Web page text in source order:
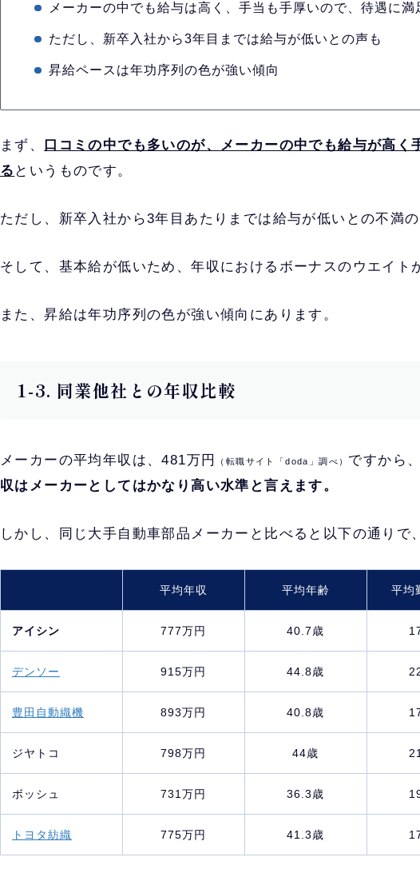
メーカーの中でも給与は高く、手当も手厚いので、待遇に満
ただし、新卒入社から3年目までは給与が低いとの声も
昇給ペースは年功序列の色が強い傾向
まず、 口コミの中でも多いのが、
メーカーの中でも給与が高く
る というものです。
ただし、新卒入社から3年目あたりまでは給与が低いとの不満の
そして、基本給が低いため、年収におけるボーナスのウエイト
また、昇給は年功序列の色が強い傾向にあります。
1-3. 同業他社との年収比較
メーカーの平均年収は、481万円 （転職サイト「doda」調べ） ですから、
収はメーカーとしてはかなり高い水準と言えます。
しかし、同じ大手自動車部品メーカーと比べると以下の通りで
平均年収 平均年齢 平均
アイシン 777万円 40.7歳
デンソー 915万円 44.8歳
豊田自動織機 893万円 40.8歳
ジヤトコ 798万円 44歳
ボッシュ 731万円 36.3歳
トヨタ紡織 775万円 41.3歳